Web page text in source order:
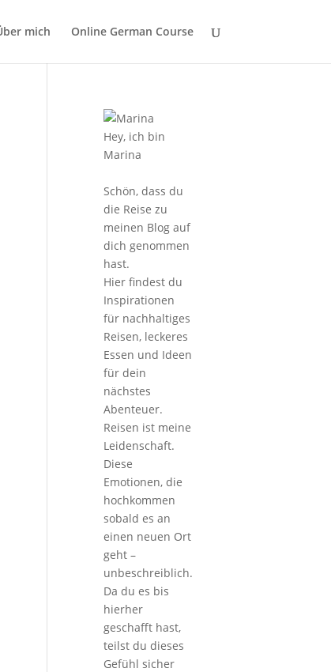
mich Online German Course
Hey, ich bin
Marina
Schön, dass du
die Reise zu
meinen Blog auf
dich genommen
hast.
Hier findest du
Inspirationen
für nachhaltiges
Reisen, leckeres
Essen und Ideen
für dein
nächstes
Abenteuer.
Reisen ist meine
Leidenschaft.
Diese
Emotionen, die
hochkommen
sobald es an
einen neuen Ort
geht –
unbeschreiblich.
Da du es bis
hierher
geschafft hast,
teilst du dieses
Gefühl sicher